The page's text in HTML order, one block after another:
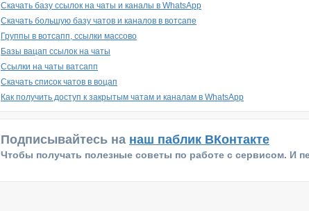
Скачать базу ссылок на чаты и каналы в WhatsApp
Скачать большую базу чатов и каналов в вотсапе
Группы в вотсапп, ссылки массово
Базы вацап ссылок на чаты
Ссылки на чаты ватсапп
Скачать список чатов в воцап
Как получить доступ к закрытым чатам и каналам в WhatsApp
Подписывайтесь на наш паблик ВКонтакте
Чтобы получать полезные советы по работе с сервисом. И